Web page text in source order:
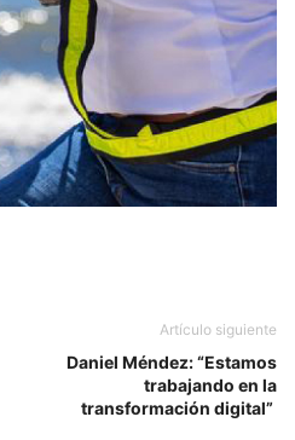
Artículo siguiente
Daniel Méndez: “Estamos
trabajando en la
transformación digital”